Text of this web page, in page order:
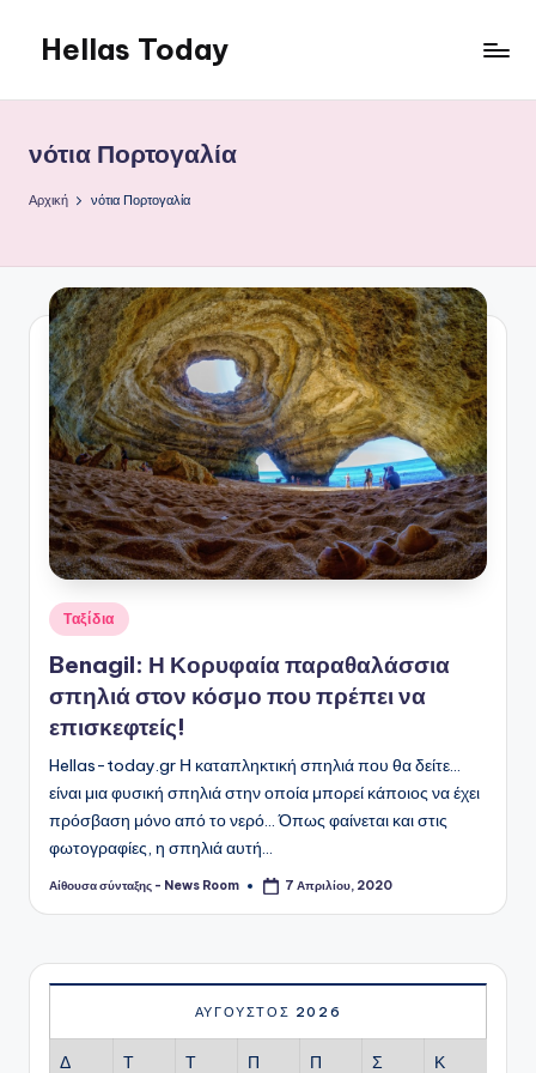
Μετάβαση
περιεχόμενο
Hellas Today
νότια Πορτογαλία
Αρχική νότια Πορτογαλία
Αναρτήθηκε
σε
Ταξίδια
Benagil: Η Κορυφαία παραθαλάσσια
σπηλιά στον κόσμο που πρέπει να
επισκεφτείς!
Hellas-today.gr Η καταπληκτική σπηλιά που θα δείτε...
είναι μια φυσική σπηλιά στην οποία μπορεί κάποιος να έχει
πρόσβαση μόνο από το νερό... Όπως φαίνεται και στις
φωτογραφίες, η σπηλιά αυτή…
Συγγραφέας:
Αίθουσα σύνταξης - News Room 7 Απριλίου, 2020
ΑΎΓΟΥΣΤΟΣ 2026
Δ Τ Τ Π Π Σ Κ